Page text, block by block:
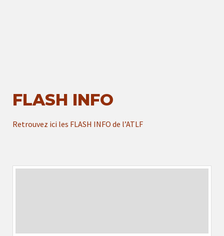
FLASH INFO
Retrouvez ici les FLASH INFO de l’ATLF